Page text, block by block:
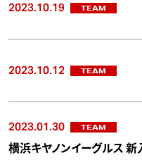
2023.10.19 TEAM
2023.10.12 TEAM
2023.01.30 TEAM
横浜キヤノンイーグルス